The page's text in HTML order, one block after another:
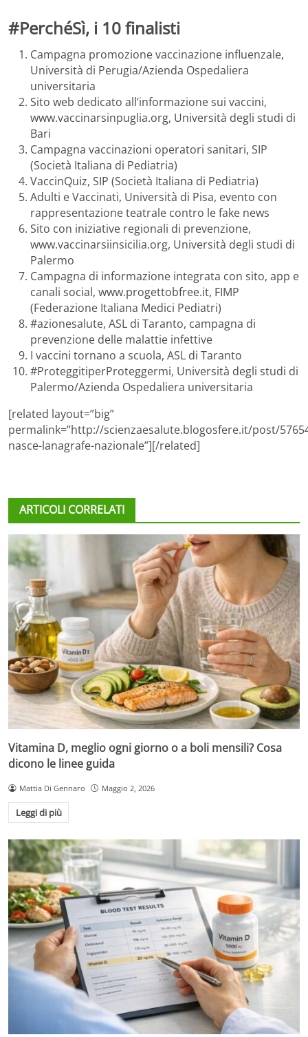
#PerchéSì, i 10 finalisti
Campagna promozione vaccinazione influenzale,
Università di Perugia/Azienda Ospedaliera
universitaria
Sito web dedicato all’informazione sui vaccini,
www.vaccinarsinpuglia.org, Università degli studi di
Bari
Campagna vaccinazioni operatori sanitari, SIP
(Società Italiana di Pediatria)
VaccinQuiz, SIP (Società Italiana di Pediatria)
Adulti e Vaccinati, Università di Pisa, evento con
rappresentazione teatrale contro le fake news
Sito con iniziative regionali di prevenzione,
www.vaccinarsiinsicilia.org, Università degli studi di
Palermo
Campagna di informazione integrata con sito, app e
canali social, www.progettobfree.it, FIMP
(Federazione Italiana Medici Pediatri)
#azionesalute, ASL di Taranto, campagna di
prevenzione delle malattie infettive
I vaccini tornano a scuola, ASL di Taranto
#ProteggitiperProteggermi, Università degli studi di
Palermo/Azienda Ospedaliera universitaria
[related layout=”big”
permalink=”http://scienzaesalute.blogosfere.it/post/
nasce-lanagrafe-nazionale”][/related]
ARTICOLI CORRELATI
Vitamina D, meglio ogni giorno o a boli mensili? Cosa
dicono le linee guida
Mattia Di Gennaro Maggio 2, 2026
Leggi di più